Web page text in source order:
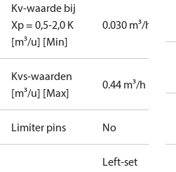
Kv-waarde bij
Xp = 0,5-2,0 K
[m³/u] [Min]
0.030 m³/h
Kvs-waarden
[m³/u] [Max]
0.44 m³/h
Limiter pins No
Left-set